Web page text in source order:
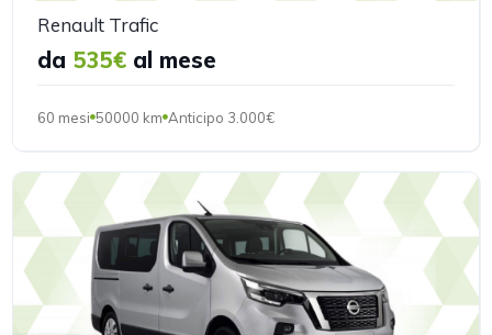
Renault Trafic
da 535€ al mese
60 mesi 50000 km Anticipo 3.000€